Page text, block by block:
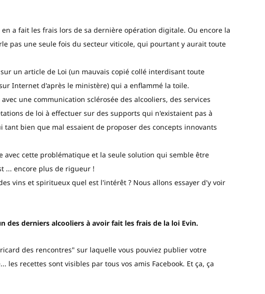
a fait les frais lors de sa dernière opération digitale. Ou encore la
pas une seule fois du secteur viticole, qui pourtant y aurait toute
un article de Loi (un mauvais copié collé interdisant toute
Internet d'après le ministère) qui a enflammé la toile.
une communication sclérosée des alcooliers, des services
de loi à effectuer sur des supports qui n'existaient pas à
tant bien que mal essaient de proposer des concepts innovants
avec cette problématique et la seule solution qui semble être
... encore plus de rigueur !
vins et spiritueux quel est l'intérêt ? Nous allons essayer d'y voir
des derniers alcooliers à avoir fait les frais de la loi Evin.
des rencontres" sur laquelle vous pouviez publier votre
les recettes sont visibles par tous vos amis Facebook. Et ça, ça